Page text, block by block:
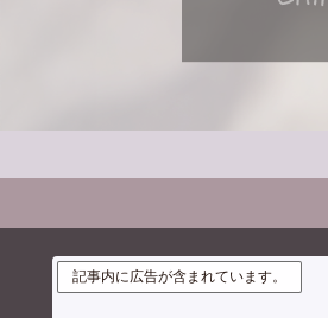
記事内に広告が含まれています。